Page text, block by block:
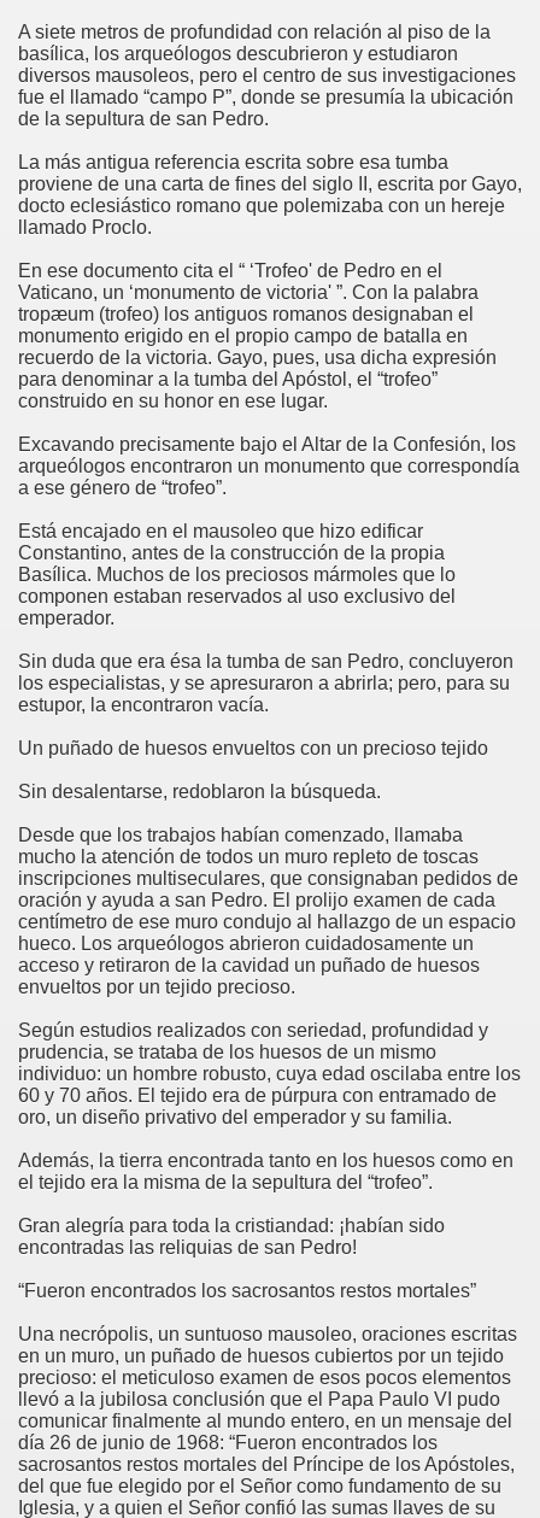
A siete metros de profundidad con relación al piso de la
basílica, los arqueólogos descubrieron y estudiaron
diversos mausoleos, pero el centro de sus investigaciones
fue el llamado “campo P”, donde se presumía la ubicación
de la sepultura de san Pedro.
La más antigua referencia escrita sobre esa tumba
proviene de una carta de fines del siglo II, escrita por Gayo,
docto eclesiástico romano que polemizaba con un hereje
llamado Proclo.
En ese documento cita el “ ‘Trofeo' de Pedro en el
Vaticano, un ‘monumento de victoria' ”. Con la palabra
tropæum (trofeo) los antiguos romanos designaban el
monumento erigido en el propio campo de batalla en
recuerdo de la victoria. Gayo, pues, usa dicha expresión
para denominar a la tumba del Apóstol, el “trofeo”
construido en su honor en ese lugar.
Excavando precisamente bajo el Altar de la Confesión, los
arqueólogos encontraron un monumento que correspondía
a ese género de “trofeo”.
Está encajado en el mausoleo que hizo edificar
Constantino, antes de la construcción de la propia
Basílica. Muchos de los preciosos mármoles que lo
componen estaban reservados al uso exclusivo del
emperador.
Sin duda que era ésa la tumba de san Pedro, concluyeron
los especialistas, y se apresuraron a abrirla; pero, para su
estupor, la encontraron vacía.
Un puñado de huesos envueltos con un precioso tejido
Sin desalentarse, redoblaron la búsqueda.
Desde que los trabajos habían comenzado, llamaba
mucho la atención de todos un muro repleto de toscas
inscripciones multiseculares, que consignaban pedidos de
oración y ayuda a san Pedro. El prolijo examen de cada
centímetro de ese muro condujo al hallazgo de un espacio
hueco. Los arqueólogos abrieron cuidadosamente un
acceso y retiraron de la cavidad un puñado de huesos
envueltos por un tejido precioso.
Según estudios realizados con seriedad, profundidad y
prudencia, se trataba de los huesos de un mismo
individuo: un hombre robusto, cuya edad oscilaba entre los
60 y 70 años. El tejido era de púrpura con entramado de
oro, un diseño privativo del emperador y su familia.
Además, la tierra encontrada tanto en los huesos como en
el tejido era la misma de la sepultura del “trofeo”.
Gran alegría para toda la cristiandad: ¡habían sido
encontradas las reliquias de san Pedro!
“Fueron encontrados los sacrosantos restos mortales”
Una necrópolis, un suntuoso mausoleo, oraciones escritas
en un muro, un puñado de huesos cubiertos por un tejido
precioso: el meticuloso examen de esos pocos elementos
llevó a la jubilosa conclusión que el Papa Paulo VI pudo
comunicar finalmente al mundo entero, en un mensaje del
día 26 de junio de 1968: “Fueron encontrados los
sacrosantos restos mortales del Príncipe de los Apóstoles,
del que fue elegido por el Señor como fundamento de su
Iglesia, y a quien el Señor confió las sumas llaves de su
y San Francisco de Asís
María Stma. de la Amargura
Sevilla